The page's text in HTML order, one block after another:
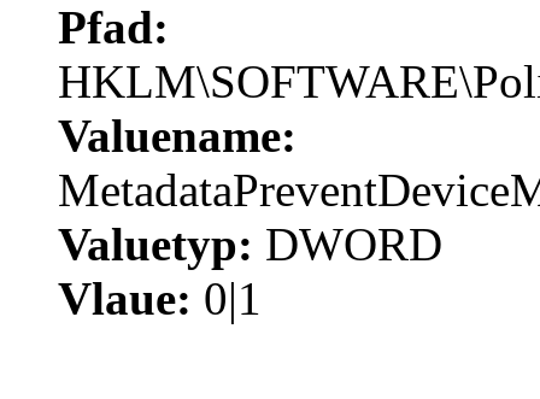
Pfad:
Valuename:
Valuetyp: DWORD
Vlaue: 0|1